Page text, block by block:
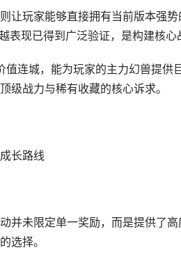
让玩家能够直接拥有当前版本强势
表现已得到广泛验证，是构建核心
值连城，能为玩家的主力幻兽提
级战力与稀有收藏的核心诉求。
长路线
并未限定单一奖励，而是提供了
选择。